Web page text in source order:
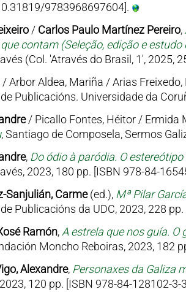
9783968697604].
/ Carlos Paulo Martínez Pereiro,
contam (Seleção, edição e
(Col. 'Através do Brasil, 1', 2025,
/ Arbor Aldea, Mariña / Arias
Publicacións. Universidade da
/ Picallo Fontes, Héitor / Ermida
, Santiago de Composela, Sermos
, Do ódio à paródia. O
2023, 180 pp. [ISBN 978-84-
Sanjulián, Carme(ed.), Mª Pilar
Publicacións da UDC, 2023, 228
Ramón, A estrela que nos guía.
Moncho Reboiras, 2023, 182
Alexandre, Personaxes da Galiza
120 pp. [ISBN 978-84-128102-3-